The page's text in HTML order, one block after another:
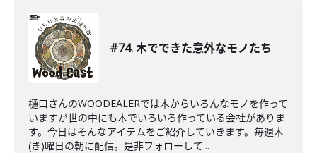
#74. 木でできた意外なモノたち
樋口さんのWOODEALERでは木からいろんなモノを作って
いますが世の中にも木でいろいろ作っている会社がありま
す。今日はそんなアイテムをご紹介していきます。毎週木
(き)曜日の朝に配信。是非フォローして...